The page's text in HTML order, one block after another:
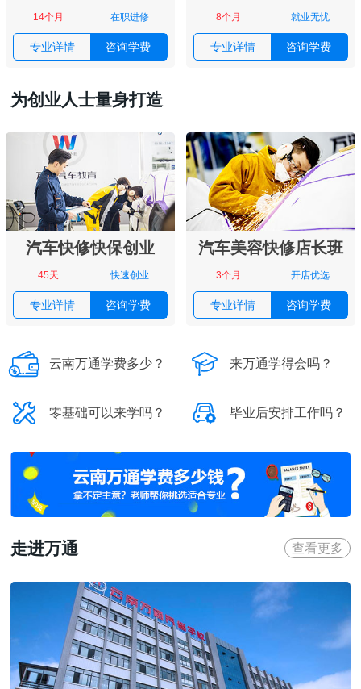
14个月 在职进修
专业详情 咨询学费
8个月 就业无忧
专业详情 咨询学费
为创业人士量身打造
汽车快修快保创业
45天 快速创业
专业详情 咨询学费
汽车美容快修店长班
3个月 开店优选
专业详情 咨询学费
 云南万通学费多少？  来万通学得会吗？
 零基础可以来学吗？  毕业后安排工作吗？
走进万通 查看更多